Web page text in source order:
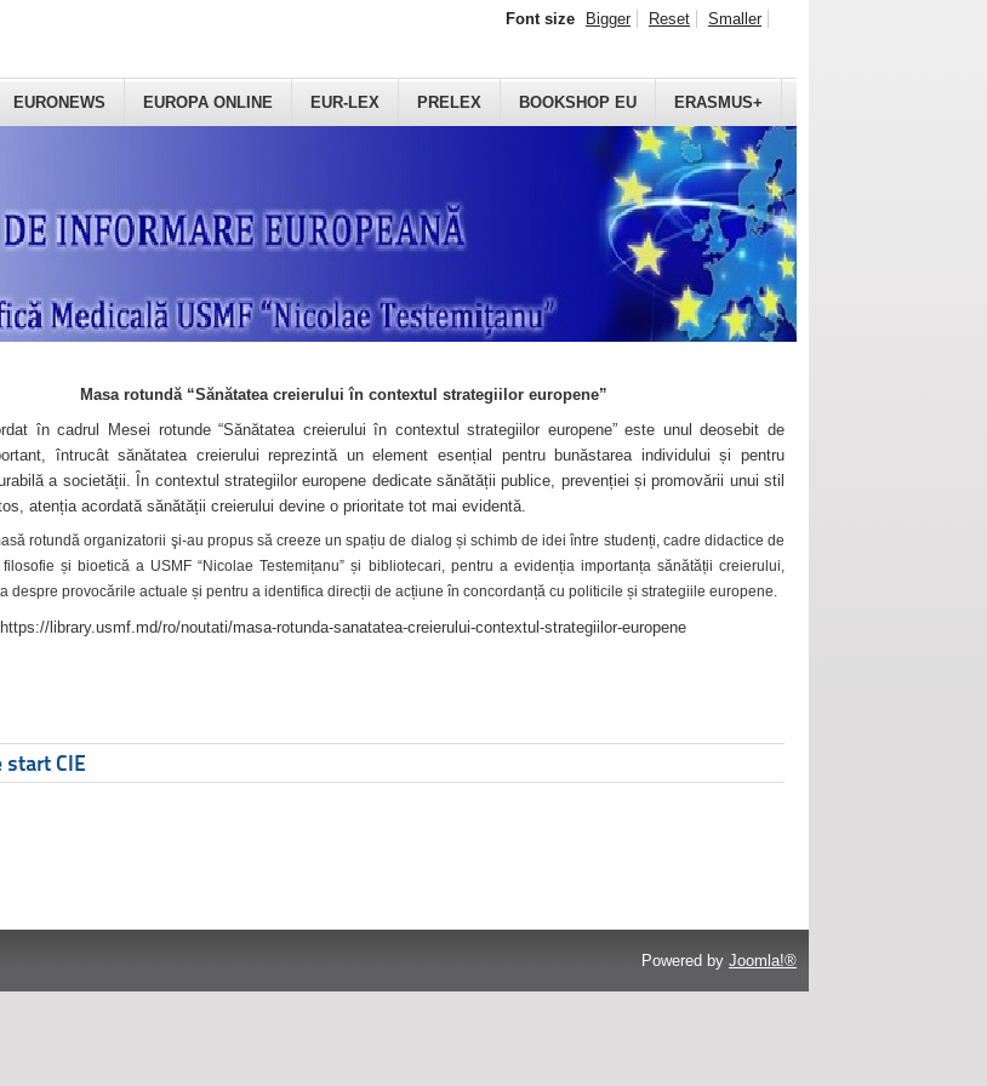
EURONEWS EUROPA ONLINE EUR-LEX PRELEX BOOKSHOP EU ERASMUS+
Font size Bigger Reset Smaller
Masa rotundă “Sănătatea creierului în contextul strategiilor europene”
în cadrul Mesei rotunde “Sănătatea creierului în contextul strategiilor europene” este unul deosebit de
întrucât sănătatea creierului reprezintă un element esențial pentru bunăstarea individului și pentru
a societății. În contextul strategiilor europene dedicate sănătății publice, prevenției și promovării unui stil
atenția acordată sănătății creierului devine o prioritate tot mai evidentă.
rotundă organizatorii şi-au propus să creeze un spațiu de dialog și schimb de idei între studenți, cadre didactice de
și bioetică a USMF “Nicolae Testemițanu” și bibliotecari, pentru a evidenția importanța sănătății creierului,
despre provocările actuale și pentru a identifica direcții de acțiune în concordanță cu politicile și strategiile europene.
https://library.usmf.md/ro/noutati/masa-rotunda-sanatatea-creierului-contextul-strategiilor-europene
start CIE
Powered by Joomla!®